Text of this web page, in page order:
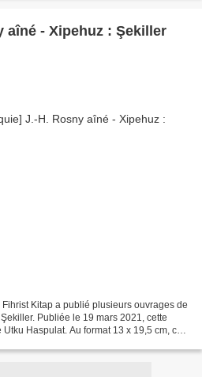
aîné - Xipehuz : Şekiller
Kitap a publié plusieurs ouvrages de
Publiée le 19 mars 2021, cette
Haspulat. Au format 13 x 19,5 cm, cet